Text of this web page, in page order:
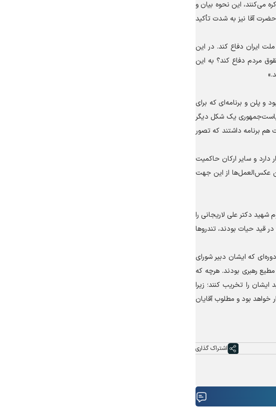
می‌کنند، این نحوه بیان و
آقا نیز به شدت تأکید
ایران دفاع کند. در این
مردم دفاع کند؟ به این
و پلن و برنامه‌ای که برای
یک شکل دیگر
هم برنامه داشتند که تصور
و سایر ارکان حاکمیت
عکس‌العمل‌ها از این جهت
دکتر علی لاریجانی را
قید حیات بودند، تندرو‌ها
که ایشان دبیر شورای
رهبری بودند. هرچه که
را تخریب کنند؛ زیرا
خواهد بود و مطلوب آقایان
اشتراک گذاری